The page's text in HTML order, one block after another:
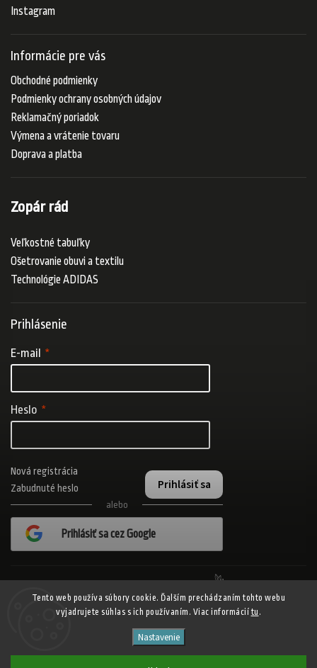
Tento web používa súbory cookie. Ďalším prechádzaním tohto webu
vyjadrujete súhlas s ich používaním. Viac informácií tu .
Nastavenie
Instagram
Informácie pre vás
Obchodné podmienky
Podmienky ochrany osobných údajov
Reklamačný poriadok
Výmena a vrátenie tovaru
Doprava a platba
Zopár rád
Veľkostné tabuľky
Ošetrovanie obuvi a textilu
Technológie ADIDAS
Prihlásenie
E-mail
Heslo
Prihlásiť sa
Nová registrácia
Zabudnuté heslo
alebo
Prihlásiť sa cez Google
ADISPORT.sk - adidas online športový obchod
práva vyhradené.